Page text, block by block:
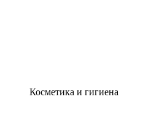
Косметика и гигиена